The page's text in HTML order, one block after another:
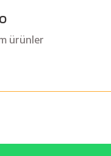
ürünler